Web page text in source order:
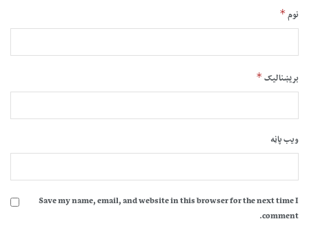
نوم*
بریښنالیک*
ویب پاڼه
Save my name, email, and website in this browser for the next time I
comment.